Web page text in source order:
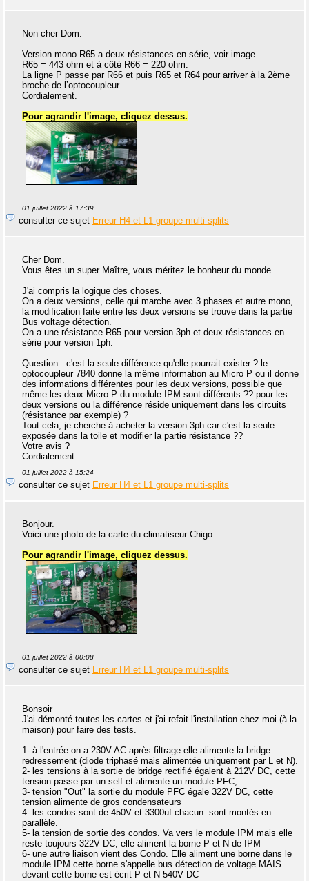
Non cher Dom.
Version mono R65 a deux résistances en série, voir image.
R65 = 443 ohm et à côté R66 = 220 ohm.
La ligne P passe par R66 et puis R65 et R64 pour arriver à la 2ème
broche de l’optocoupleur.
Cordialement.
Pour agrandir l'image, cliquez dessus.
01 juillet 2022 à 17:39
consulter ce sujet Erreur H4 et L1 groupe multi-splits
Cher Dom.
Vous êtes un super Maître, vous méritez le bonheur du monde.
J'ai compris la logique des choses.
On a deux versions, celle qui marche avec 3 phases et autre mono,
la modification faite entre les deux versions se trouve dans la partie
Bus voltage détection.
On a une résistance R65 pour version 3ph et deux résistances en
série pour version 1ph.
Question : c'est la seule différence qu'elle pourrait exister ? le
optocoupleur 7840 donne la même information au Micro P ou il donne
des informations différentes pour les deux versions, possible que
même les deux Micro P du module IPM sont différents ?? pour les
deux versions ou la différence réside uniquement dans les circuits
(résistance par exemple) ?
Tout cela, je cherche à acheter la version 3ph car c'est la seule
exposée dans la toile et modifier la partie résistance ??
Votre avis ?
Cordialement.
01 juillet 2022 à 15:24
consulter ce sujet Erreur H4 et L1 groupe multi-splits
Bonjour.
Voici une photo de la carte du climatiseur Chigo.
Pour agrandir l'image, cliquez dessus.
01 juillet 2022 à 00:08
consulter ce sujet Erreur H4 et L1 groupe multi-splits
Bonsoir
J'ai démonté toutes les cartes et j'ai refait l'installation chez moi (à la
maison) pour faire des tests.
1- à l'entrée on a 230V AC après filtrage elle alimente la bridge
redressement (diode triphasé mais alimentée uniquement par L et N).
2- les tensions à la sortie de bridge rectifié égalent à 212V DC, cette
tension passe par un self et alimente un module PFC,
3- tension "Out" la sortie du module PFC égale 322V DC, cette
tension alimente de gros condensateurs
4- les condos sont de 450V et 3300uf chacun. sont montés en
parallèle.
5- la tension de sortie des condos. Va vers le module IPM mais elle
reste toujours 322V DC, elle aliment la borne P et N de IPM
6- une autre liaison vient des Condo. Elle aliment une borne dans le
module IPM cette borne s'appelle bus détection de voltage MAIS
devant cette borne est écrit P et N 540V DC